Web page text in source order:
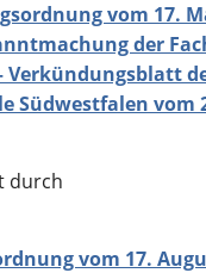
vom 17.
der
Verkündungsblatt
Südwestfalen vom
durch
vom 17.